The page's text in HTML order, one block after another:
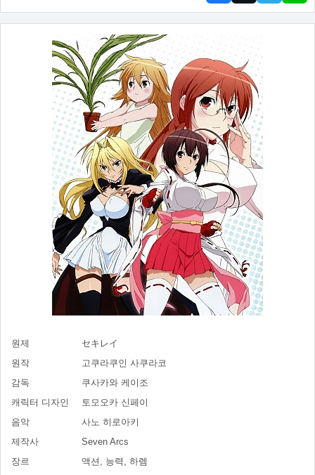
원제
セキレイ
원작
고쿠라쿠인 사쿠라코
감독
쿠사카와 케이조
캐릭터 디자인
토모오카 신페이
음악
사노 히로아키
제작사
Seven Arcs
장르
액션, 능력, 하렘